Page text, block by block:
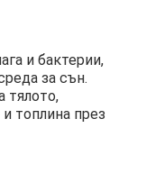
и бактерии,
за сън.
тялото,
топлина през